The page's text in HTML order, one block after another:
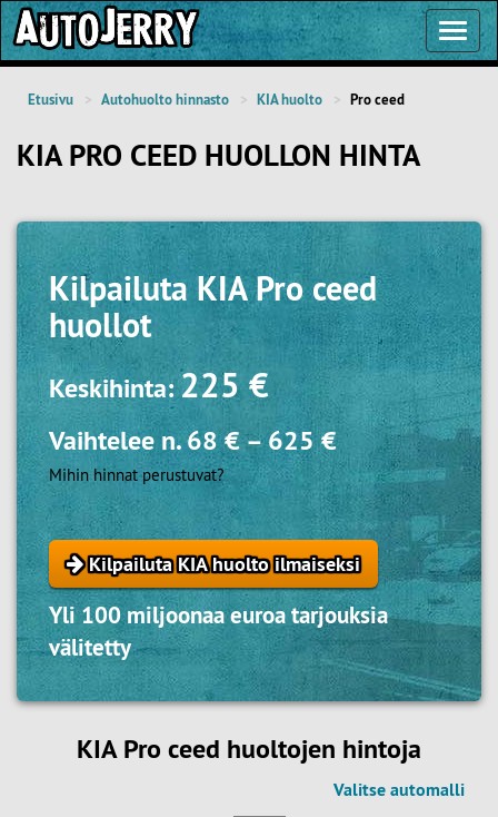
Etusivu Autohuolto hinnasto KIA huolto Pro ceed
KIA PRO CEED HUOLLON HINTA
KilpailutaKIA Pro ceed
huollot
Keskihinta:225 €
Vaihtelee n.68 €–625 €
Mihin hinnat perustuvat?
Kilpailuta KIA huolto ilmaiseksi
Yli 100 miljoonaa euroa tarjouksia
välitetty
KIA Pro ceed huoltojen hintoja
Valitse automalli